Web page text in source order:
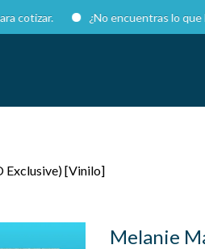
¿No encuentras lo que
Exclusive) [Vinilo]
Melanie